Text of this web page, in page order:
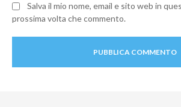
Salva il mio nome, email e sito web in
prossima volta che commento.